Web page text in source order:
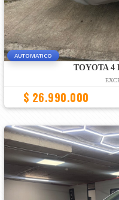
AUTOMATICO
TOYOTA 4
$ 26.990.000